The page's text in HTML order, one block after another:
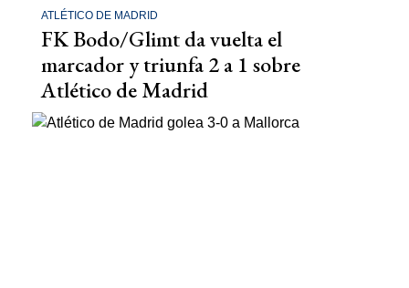
ATLÉTICO DE MADRID
FK Bodo/Glimt da vuelta el
marcador y triunfa 2 a 1 sobre
Atlético de Madrid